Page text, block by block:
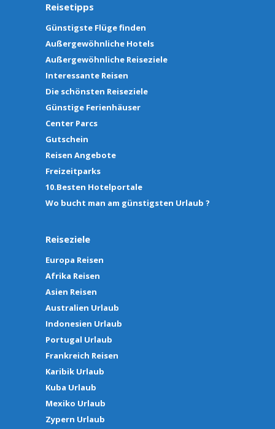
Reisetipps
Günstigste Flüge finden
Außergewöhnliche Hotels
Außergewöhnliche Reiseziele
Interessante Reisen
Die schönsten Reiseziele
Günstige Ferienhäuser
Center Parcs
Gutschein
Reisen Angebote
Freizeitparks
10.Besten Hotelportale
Wo bucht man am günstigsten Urlaub ?
Reiseziele
Europa Reisen
Afrika Reisen
Asien Reisen
Australien Urlaub
Indonesien Urlaub
Portugal Urlaub
Frankreich Reisen
Karibik Urlaub
Kuba Urlaub
Mexiko Urlaub
Zypern Urlaub